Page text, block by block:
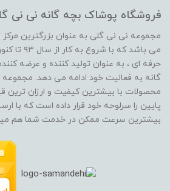
فروشگاه پوشاک بچه گانه نی نی
مجموعه نی نی گلی به عنوان بزرگترین
می باشد که
حرفه ای ، به عنوان تولید کننده و عرضه
گانه به فعالیت خود ادامه می دهد. مجموعه
محصولات با بیشترین کیفیت و ارزان ترین
پایین را سرلوحه خود قرار داده است که با
بیشترین سرعت ممکن در خدمت شما هم